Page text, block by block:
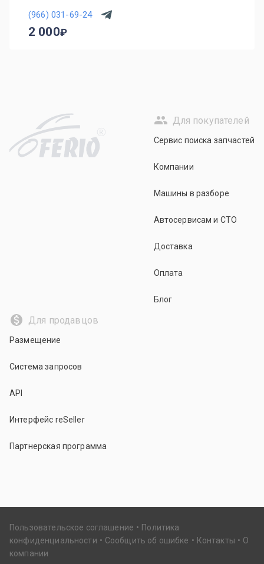
(966) 031-69-24
2 000
R
Для покупателей
Сервис поиска запчастей
Компании
Машины в разборе
Автосервисам и СТО
Доставка
Оплата
Блог
Для продавцов
Размещение
Система запросов
API
Интерфейс reSeller
Партнерская программа
Пользовательское соглашение
Политика
конфиденциальности
Сообщить об ошибке Контакты
О
компании